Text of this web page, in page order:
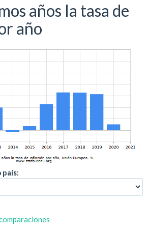
años la tasa de
año
país: